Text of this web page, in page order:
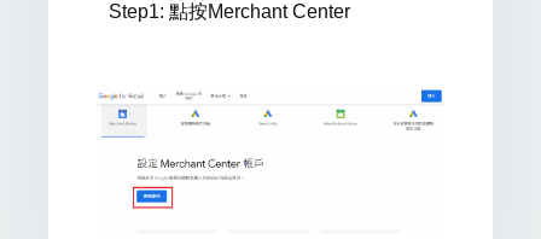
Step1: 點按Merchant Center